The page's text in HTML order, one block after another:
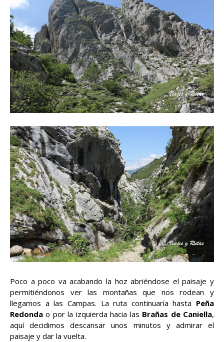
Poco a poco va acabando la hoz abriéndose el paisaje y
permitiéndonos ver las montañas que nos rodean y
llegamos a las Campas. La ruta continuaría hasta Peña
Redonda o por la izquierda hacia las Brañas de Caniella,
aquí decidimos descansar unos minutos y admirar el
paisaje y dar la vuelta.